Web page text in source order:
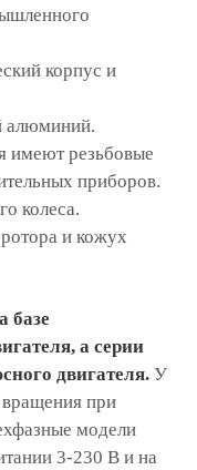
корпус и
алюминий.
имеют резьбовые
приборов.
колеса.
и кожух
базе
а серии
двигателя. У
при
модели
3-230 В и на